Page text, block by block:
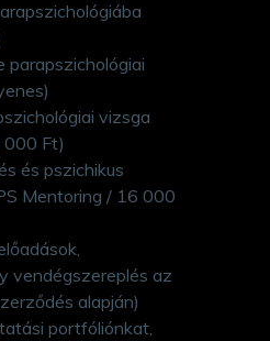
parapszichológiai
vizsga
000 Ft)
és pszichikus
Mentoring / 16 000
vendégszereplés az
alapján)
portfóliónkat,